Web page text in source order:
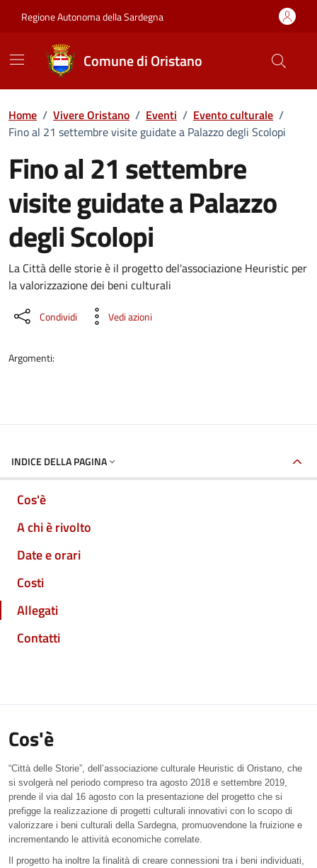
Regione Autonoma della Sardegna
Comune di Oristano
Home / Vivere Oristano / Eventi / Evento culturale /
Fino al 21 settembre visite guidate a Palazzo degli Scolopi
Fino al 21 settembre
visite guidate a Palazzo
degli Scolopi
Dettaglio dell'evento
La Città delle storie è il progetto del'associazione Heuristic per
la valorizzazione dei beni culturali
Condividi Vedi azioni
Argomenti:
INDICE DELLA PAGINA
Cos'è
A chi è rivolto
Date e orari
Costi
Allegati
Contatti
Cos'è
“Città delle Storie”, dell’associazione culturale Heuristic di Oristano, che
si svolgerà nel periodo compreso tra agosto 2018 e settembre 2019,
prende il via dal 16 agosto con la presentazione del progetto che si
prefigge la realizzazione di progetti culturali innovativi con lo scopo di
valorizzare i beni culturali della Sardegna, promuovendone la fruizione e
incrementando le attività economiche correlate.
Il progetto ha inoltre la finalità di creare connessioni tra i beni individuati,